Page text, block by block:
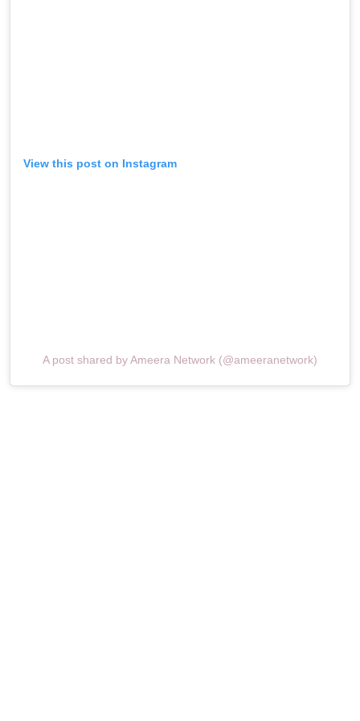
View this post on Instagram
A post shared by Ameera Network (@ameeranetwork)